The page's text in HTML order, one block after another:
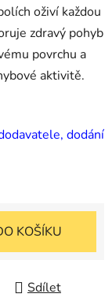
oživí každou
zdravý pohyb
povrchu a
aktivitě.
dodání
KOŠÍKU
Sdílet